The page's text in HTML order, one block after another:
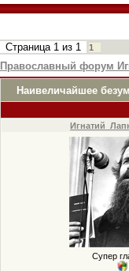
Страница 1 из 1 1
Православный форум
Наивеличайшее
Супер